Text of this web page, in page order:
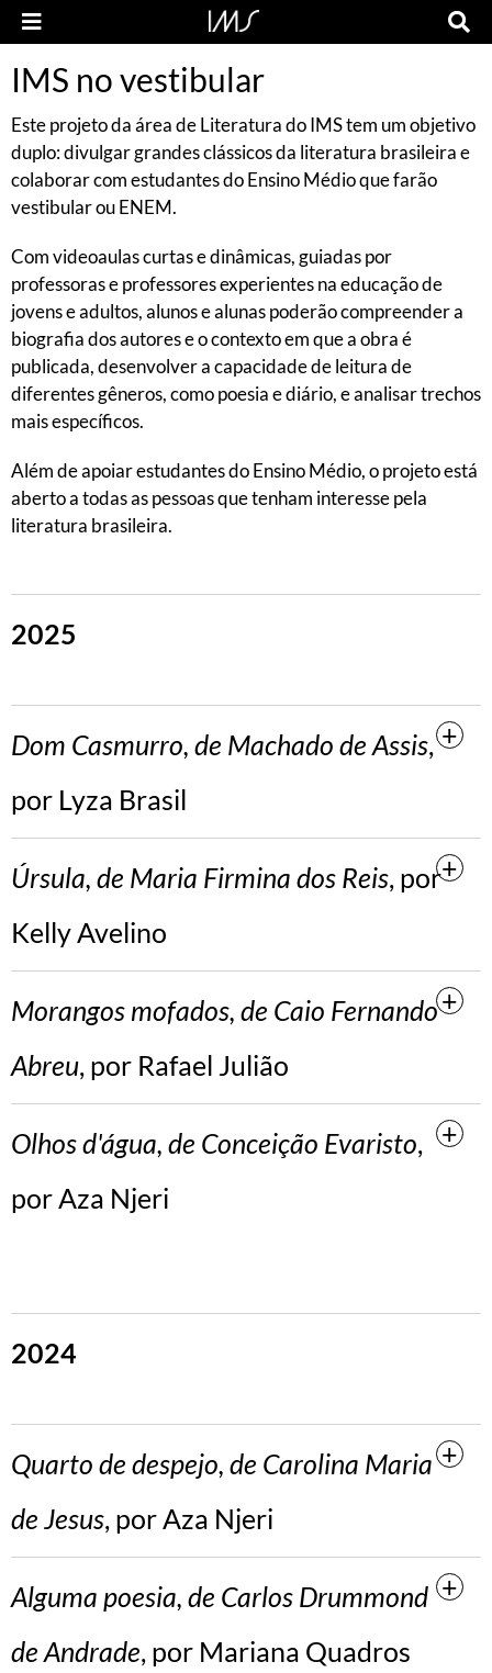
IMS no vestibular
Este projeto da área de Literatura do IMS tem um objetivo
duplo: divulgar grandes clássicos da literatura brasileira e
colaborar com estudantes do Ensino Médio que farão
vestibular ou ENEM.
Com videoaulas curtas e dinâmicas, guiadas por
professoras e professores experientes na educação de
jovens e adultos, alunos e alunas poderão compreender a
biografia dos autores e o contexto em que a obra é
publicada, desenvolver a capacidade de leitura de
diferentes gêneros, como poesia e diário, e analisar trechos
mais específicos.
Além de apoiar estudantes do Ensino Médio, o projeto está
aberto a todas as pessoas que tenham interesse pela
literatura brasileira.
2025
Dom Casmurro, de Machado de Assis,
por Lyza Brasil
Úrsula, de Maria Firmina dos Reis, por
Kelly Avelino
Morangos mofados, de Caio Fernando
Abreu, por Rafael Julião
Olhos d'água, de Conceição Evaristo,
por Aza Njeri
2024
Quarto de despejo, de Carolina Maria
de Jesus, por Aza Njeri
Alguma poesia, de Carlos Drummond
de Andrade, por Mariana Quadros